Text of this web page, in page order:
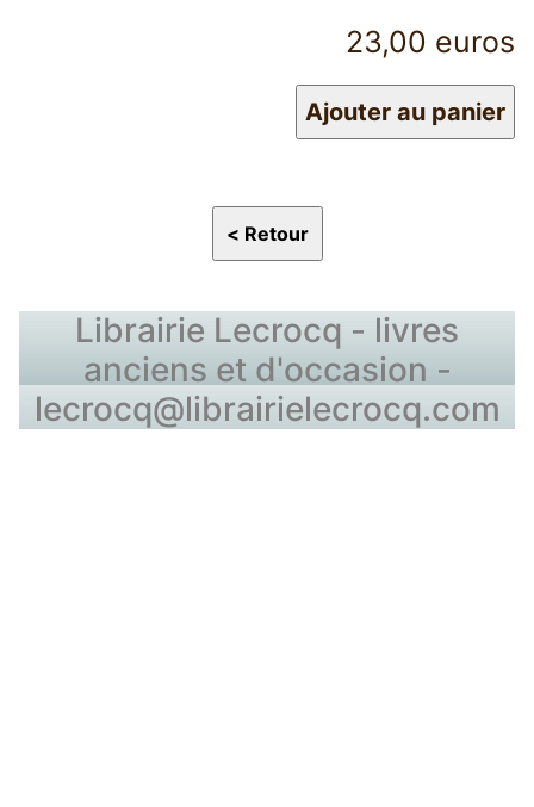
23,00 euros
Librairie Lecrocq - livres
anciens et d'occasion -
lecrocq@librairielecrocq.com